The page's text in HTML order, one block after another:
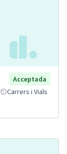
Acceptada
Carrers i Vials